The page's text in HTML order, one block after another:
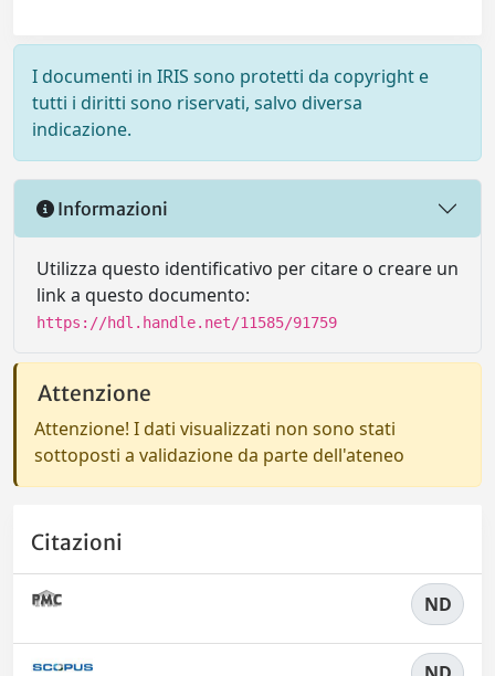
I documenti in IRIS sono protetti da copyright e
tutti i diritti sono riservati, salvo diversa
indicazione.
Informazioni
Utilizza questo identificativo per citare o creare un
link a questo documento:
https://hdl.handle.net/11585/91759
Attenzione
Attenzione! I dati visualizzati non sono stati
sottoposti a validazione da parte dell'ateneo
Citazioni
ND